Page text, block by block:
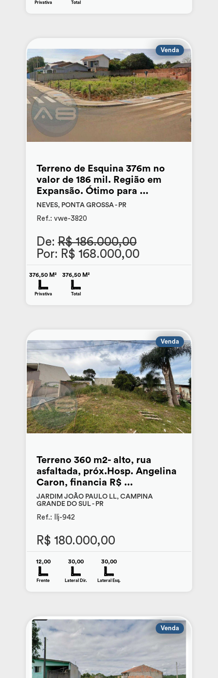
Privativa Total
Venda
Terreno de Esquina 376m no
valor de 186 mil. Região em
Expansão. Ótimo para ...
NEVES, PONTA GROSSA - PR
Ref.: vwe-3820
De:R$ 186.000,00
Por: R$ 168.000,00
376,50 M²
Privativa
376,50 M²
Total
Venda
Terreno 360 m2- alto, rua
asfaltada, próx.Hosp. Angelina
Caron, financia R$ ...
JARDIM JOÃO PAULO LL, CAMPINA
GRANDE DO SUL - PR
Ref.: llj-942
R$ 180.000,00
12,00
Frente
30,00
Lateral Dir.
30,00
Lateral Esq.
Venda